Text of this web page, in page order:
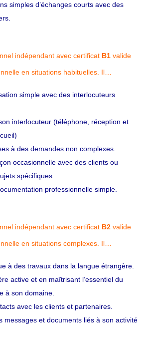
simples d’échanges courts avec des
indépendant avec certificat B1 valide
en situations habituelles. Il…
simple avec des interlocuteurs
interlocuteur (téléphone, réception et
à des demandes non complexes.
occasionnelle avec des clients ou
spécifiques.
professionnelle simple.
indépendant avec certificat B2 valide
en situations complexes. Il…
à des travaux dans la langue étrangère.
active et en maîtrisant l’essentiel du
à son domaine.
avec les clients et partenaires.
messages et documents liés à son activité